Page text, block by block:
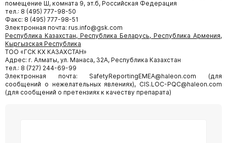
помещение Ш, комната 9, эт.б, Российская Федерация
тел.: 8 (495) 777-98-50
Факс: 8 (495) 777-98-51
Электронная почта: rus.info@gsk.com
Республика Казахстан, Республика Беларусь, Республика Армения,
Кыргызская Республика
ТОО «ГСК КХ КАЗАХСТАН»
Адрес: г. Алматы, ул. Манаса, 32А, Республика Казахстан
тел.: 8 (727) 244-69-99
Электронная почта: SafetyReportingEMEA@haleon.com (для
сообщений о нежелательных явлениях), CIS.LOC-PQC@haleon.com
(для сообщений о претензиях к качеству препарата)